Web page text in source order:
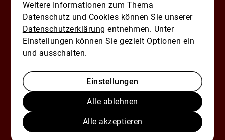
Dein Mikrolage-Fazit: Schnell
entscheiden, smarter
investieren
Speichern, typische Red Flags – und wie
Keller Williams Germany dich mit
regionaler Marktkenntnis unterstützt.
Mehr im Link in Bio.
Wenn du nach der Besichtigung noch unsicher
Weitere Informationen zum Thema
Datenschutz und Cookies können Sie unserer
Datenschutzerklärung entnehmen. Unter
Einstellungen können Sie gezielt Optionen ein
und ausschalten.
Einstellungen
Alle ablehnen
Alle akzeptieren